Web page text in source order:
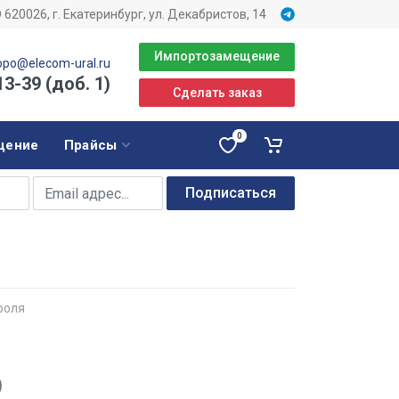
620026, г. Екатеринбург, ул. Декабристов, 14
ural.ru
39 (доб. 1)
Импортозамещение
Сделать заказ
Прайсы
0
Подписаться